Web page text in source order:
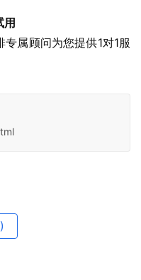
属顾问为您提供1对1服